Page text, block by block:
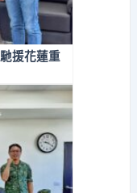
援花蓮重